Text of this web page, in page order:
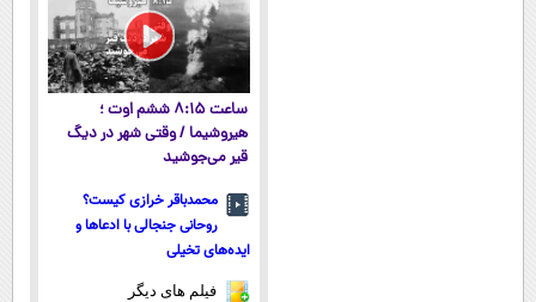
ساعت ۸:۱۵ ششم اوت ؛
هیروشیما / وقتی شهر در دیگ
قیر می‌جوشید
محمدباقر خرازی کیست؟
روحانی جنجالی با ادعاها و
ایده‌های تخیلی
فیلم های دیگر